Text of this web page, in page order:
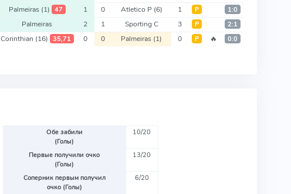
Palmeiras (1) 47 1 0 Atletico P (6) 1 Р 1:0
Palmeiras 2 1 Sporting C 3 Р 2:1
Corinthian (16) 35,71 0 0 Palmeiras (1) 0 Р 🔥 0:0
Обе забили
(Голы)
10/20
Первые получили очко
(Голы)
13/20
Соперник первым получил
очко (Голы)
6/20